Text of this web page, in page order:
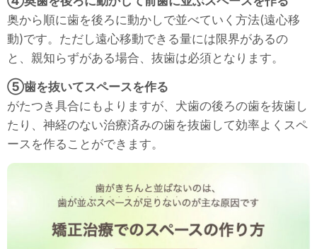
奥から順に歯を後ろに動かしで並べていく方法(遠心移
動)です。ただし遠心移動できる量には限界があるの
と、親知らずがある場合、抜歯は必須となります。
⑤歯を抜いてスペースを作る
がたつき具合にもよりますが、犬歯の後ろの歯を抜歯し
たり、神経のない治療済みの歯を抜歯して効率よくスペ
ースを作ることができます。